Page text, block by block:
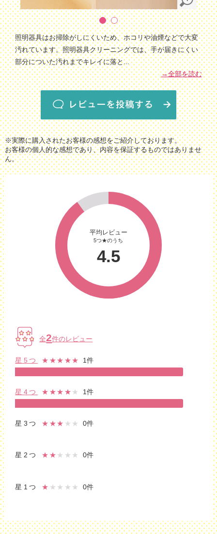
照明器具はお掃除がしにくいため、ホコリや油煙などで大変
汚れています。照明器具クリーニングでは、手が届きにくい
部分についた汚れまでキレイに落と...
→全部を読む
※実際に購入されたお客様の感想をご紹介しております。
お客様の個人的な感想であり、内容を保証するものではありませ
ん。
平均レビュー
5つ★のうち
4.5
全2件のレビュー
星5つ ★★★★★ 1件
星4つ ★★★★ ★ 1件
星3つ ★★★ ★★ 0件
星2つ ★★ ★★★ 0件
星1つ ★ ★★★★ 0件